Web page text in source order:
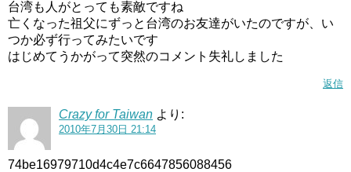
台湾も人がとっても素敵ですね
亡くなった祖父にずっと台湾のお友達がいたのですが、い
つか必ず行ってみたいです
はじめてうかがって突然のコメント失礼しました
返信
Crazy for Taiwan より:
2010年7月30日 21:14
74be16979710d4c4e7c6647856088456